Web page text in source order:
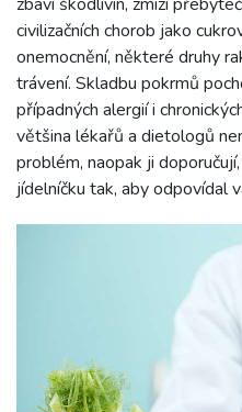
civilizačních chorob jako
onemocnění, některé druhy
trávení. Skladbu pokrmů
případných alergií i
většina lékařů a dietologů
problém, naopak ji
jídelníčku tak, aby odpovídal